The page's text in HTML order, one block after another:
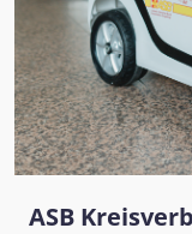
ASB